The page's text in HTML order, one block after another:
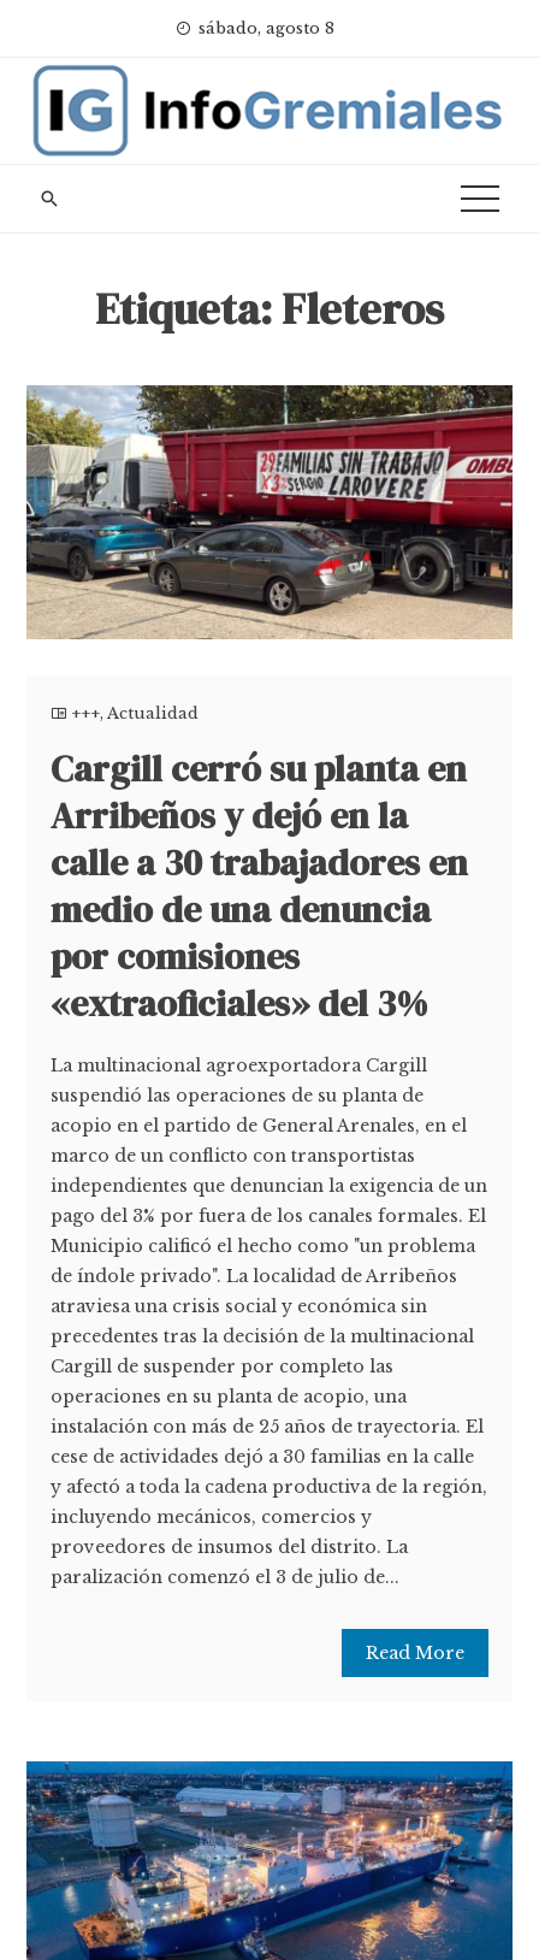
content
sábado, agosto 8
Etiqueta:Fleteros
+++,Actualidad
Cargill cerró su planta en
Arribeños y dejó en la
calle a 30 trabajadores en
medio de una denuncia
por comisiones
«extraoficiales» del 3%
La multinacional agroexportadora Cargill
suspendió las operaciones de su planta de
acopio en el partido de General Arenales, en el
marco de un conflicto con transportistas
independientes que denuncian la exigencia de un
pago del 3% por fuera de los canales formales. El
Municipio calificó el hecho como "un problema
de índole privado". La localidad de Arribeños
atraviesa una crisis social y económica sin
precedentes tras la decisión de la multinacional
Cargill de suspender por completo las
operaciones en su planta de acopio, una
instalación con más de 25 años de trayectoria. El
cese de actividades dejó a 30 familias en la calle
y afectó a toda la cadena productiva de la región,
incluyendo mecánicos, comercios y
proveedores de insumos del distrito. La
paralización comenzó el 3 de julio de...
Read More